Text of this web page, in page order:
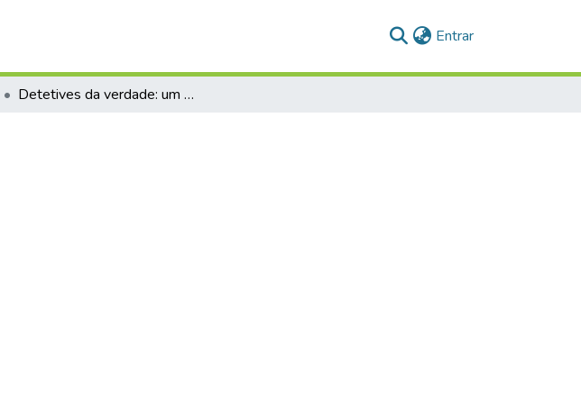
Entrar(current)
Detetives da verdade: um produto jornalístico audiovisual animado com IA, literacia midiática para o combate à desinformação